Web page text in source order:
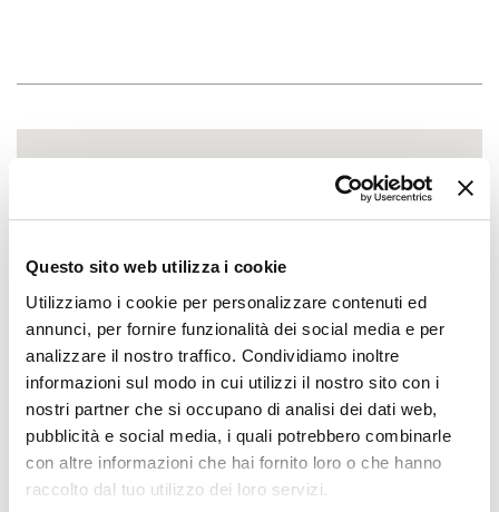
Questo sito web utilizza i cookie
Utilizziamo i cookie per personalizzare contenuti ed
annunci, per fornire funzionalità dei social media e per
analizzare il nostro traffico. Condividiamo inoltre
informazioni sul modo in cui utilizzi il nostro sito con i
nostri partner che si occupano di analisi dei dati web,
pubblicità e social media, i quali potrebbero combinarle
con altre informazioni che hai fornito loro o che hanno
raccolto dal tuo utilizzo dei loro servizi.